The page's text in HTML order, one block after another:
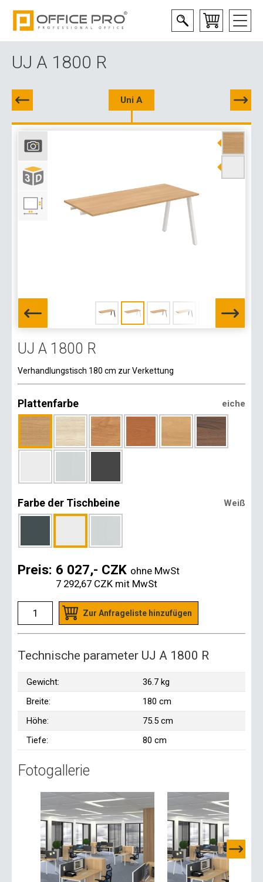
UJ A 1800 R
Uni A
UJ A 1800 R
Verhandlungstisch 180 cm zur Verkettung
Plattenfarbe eiche
Farbe der Tischbeine Weiß
Preis: 6 027,- CZK ohne MwSt
7 292,67 CZK mit MwSt
Zur Anfrageliste hinzufügen
Technische parameter UJ A 1800 R
Gewicht:
36.7 kg
Breite:
180 cm
Höhe:
75.5 cm
Tiefe:
80 cm
Fotogallerie